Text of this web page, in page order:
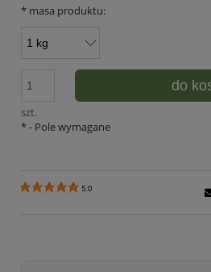
* masa produktu:
szt.
do
*- Pole wymagane
5.0